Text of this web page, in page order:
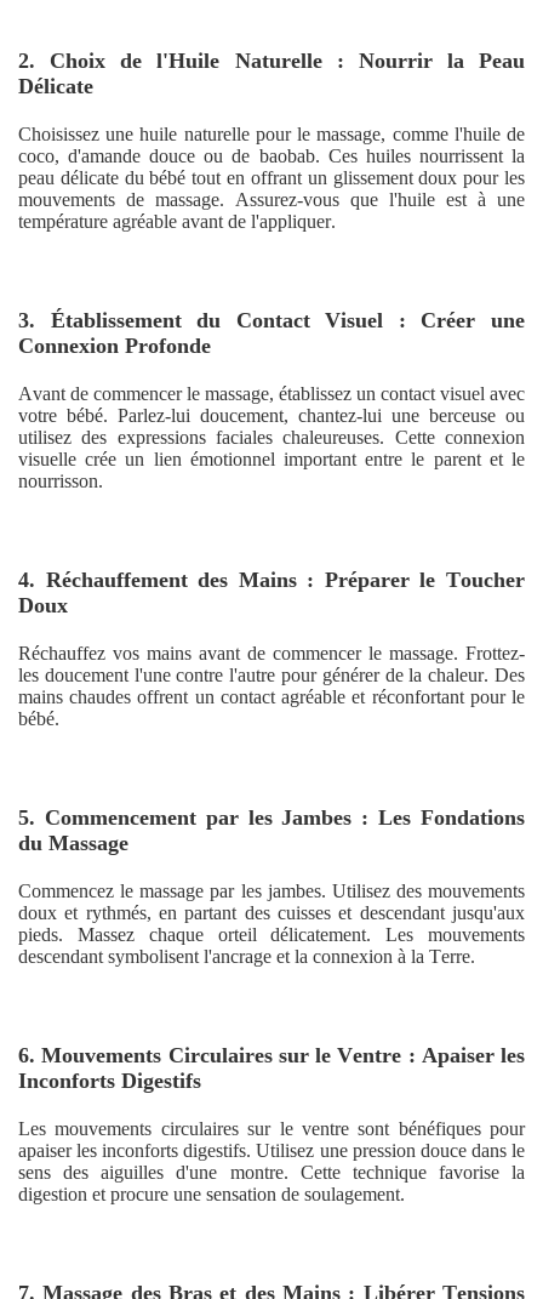
2. Choix de l'Huile Naturelle : Nourrir la Peau
Délicate
Choisissez une huile naturelle pour le massage, comme l'huile de
coco, d'amande douce ou de baobab. Ces huiles nourrissent la
peau délicate du bébé tout en offrant un glissement doux pour les
mouvements de massage. Assurez-vous que l'huile est à une
température agréable avant de l'appliquer.
3. Établissement du Contact Visuel : Créer une
Connexion Profonde
Avant de commencer le massage, établissez un contact visuel avec
votre bébé. Parlez-lui doucement, chantez-lui une berceuse ou
utilisez des expressions faciales chaleureuses. Cette connexion
visuelle crée un lien émotionnel important entre le parent et le
nourrisson.
4. Réchauffement des Mains : Préparer le Toucher
Doux
Réchauffez vos mains avant de commencer le massage. Frottez-
les doucement l'une contre l'autre pour générer de la chaleur. Des
mains chaudes offrent un contact agréable et réconfortant pour le
bébé.
5. Commencement par les Jambes : Les Fondations
du Massage
Commencez le massage par les jambes. Utilisez des mouvements
doux et rythmés, en partant des cuisses et descendant jusqu'aux
pieds. Massez chaque orteil délicatement. Les mouvements
descendant symbolisent l'ancrage et la connexion à la Terre.
6. Mouvements Circulaires sur le Ventre : Apaiser les
Inconforts Digestifs
Les mouvements circulaires sur le ventre sont bénéfiques pour
apaiser les inconforts digestifs. Utilisez une pression douce dans le
sens des aiguilles d'une montre. Cette technique favorise la
digestion et procure une sensation de soulagement.
7. Massage des Bras et des Mains : Libérer Tensions